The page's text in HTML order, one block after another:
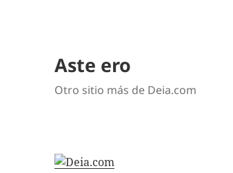
Aste ero
Otro sitio más de Deia.com